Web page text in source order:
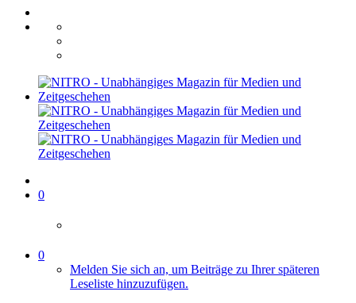
0
0
Melden Sie sich an, um Beiträge zu Ihrer späteren
Leseliste hinzuzufügen.